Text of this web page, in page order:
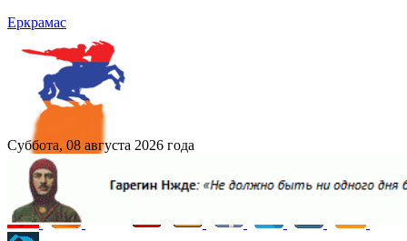
Еркрамас
Суббота, 08 августа 2026 года